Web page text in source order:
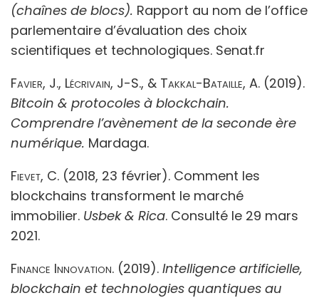
(chaînes de blocs). Rapport au nom de l’office
parlementaire d’évaluation des choix
scientifiques et technologiques. Senat.fr
Favier, J., Lécrivain, J-S., & Takkal-Bataille, A. (2019).
Bitcoin & protocoles à blockchain.
Comprendre l’avènement de la seconde ère
numérique. Mardaga.
Fievet, C. (2018, 23 février). Comment les
blockchains transforment le marché
immobilier. Usbek & Rica. Consulté le 29 mars
2021.
Finance Innovation. (2019). Intelligence artificielle,
blockchain et technologies quantiques au